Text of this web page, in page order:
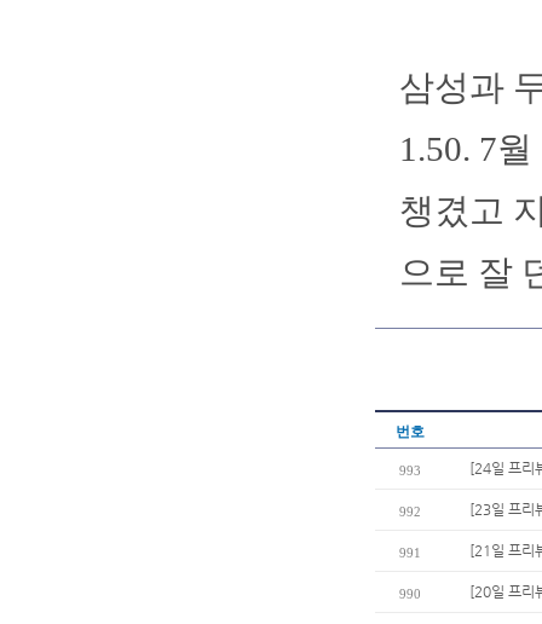
삼성과
1.50. 7
챙겼고
으로 잘
번호
993 [24일 프리
992 [23일 프리
991 [21일 프리
990 [20일 프리